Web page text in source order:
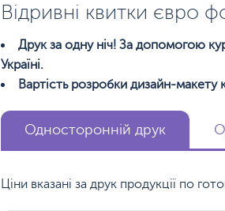
Відривні квитки євро
Друк за одну ніч! За допомогою
Україні.
Вартість розробки дизайн-макету
Односторонній друк
Ціни вказані за друк продукції по